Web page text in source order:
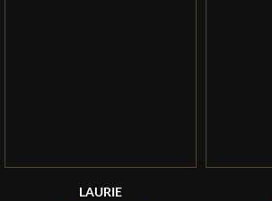
LAURIE